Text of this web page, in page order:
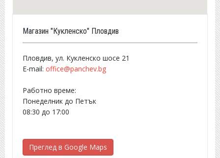
Магазин "Кукленско" Пловдив
Пловдив, ул. Кукленско шосе 21
E-mail: office@panchev.bg
Работно време:
Понеделник до Петък
08:30 до 17:00
Преглед в Google Maps